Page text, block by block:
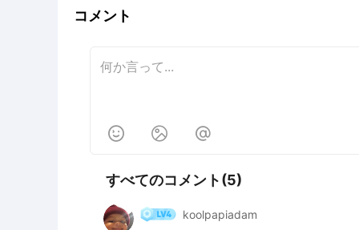
コメント
  
すべてのコメント(5)
koolpapiadam